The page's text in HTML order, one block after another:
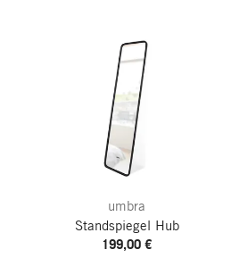
umbra
Standspiegel Hub
199,00 €